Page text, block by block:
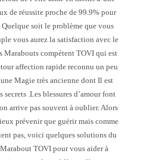
de réussite proche de 99.9% pour
soit le problème que vous
vous aurez la satisfaction avec le
Marabouts compétent TOVI qui est
affection rapide reconnu un peu
Magie très ancienne dont Il est
secrets .Les blessures d’amour font
arrive pas souvent à oublier. Alors
prévenir que guérir mais comme
pas, voici quelques solutions du
TOVI pour vous aider à